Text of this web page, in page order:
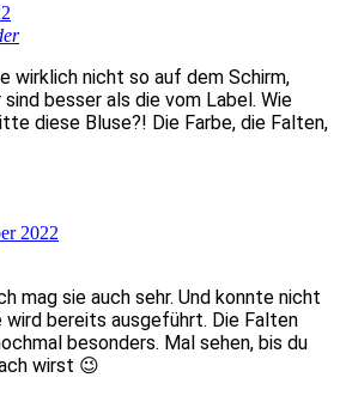
wirklich nicht so auf dem Schirm,
besser als die vom Label. Wie
diese Bluse?! Die Farbe, die Falten,
2022
mag sie auch sehr. Und konnte nicht
wird bereits ausgeführt. Die Falten
besonders. Mal sehen, bis du
wirst 😉